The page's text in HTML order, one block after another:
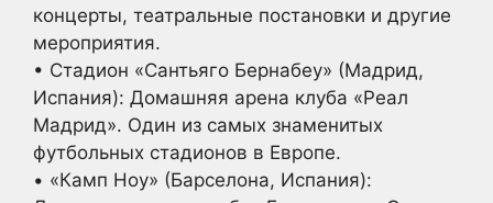
концерты, театральные постановки и другие
мероприятия.
• Стадион «Сантьяго Бернабеу» (Мадрид,
Испания): Домашняя арена клуба «Реал
Мадрид». Один из самых знаменитых
футбольных стадионов в Европе.
• «Камп Ноу» (Барселона, Испания):